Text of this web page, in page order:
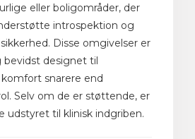
eller boligområder, der
introspektion og
Disse omgivelser er
designet til
snarere end
Selv om de er støttende, er
udstyret til klinisk indgriben.